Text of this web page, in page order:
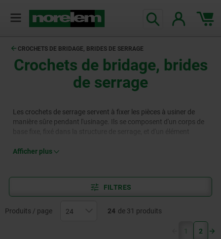
CROCHETS DE BRIDAGE, BRIDES DE SERRAGE
Crochets de bridage, brides
de serrage
Les crochets de serrage servent à fixer les pièces à usiner de
manière sûre pendant l'usinage. Ils se composent d'un corps de
serrage. Les crochets de serrage sont disponibles en différents
mécanisme à levier ou d'une vis à broche.
Afficher plus
FILTRES
Produits / page 24 de 31 produits
1 (current)
2